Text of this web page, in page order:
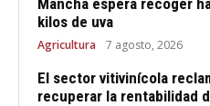
kilos de uva
Agricultura 7 agosto, 2026
El sector vitivinícola
recuperar la rentabilidad